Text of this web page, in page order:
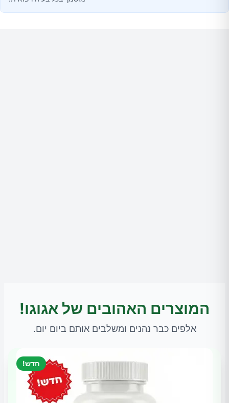
המוצרים האהובים של אגוגו!
אלפים כבר נהנים ומשלבים אותם ביום יום.
חדש!